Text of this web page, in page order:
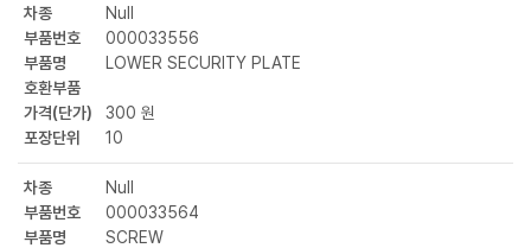
차종
Null
부품번호
000033556
부품명
LOWER SECURITY PLATE
호환부품
가격(단가)
300 원
포장단위
10
차종
Null
부품번호
000033564
부품명
SCREW